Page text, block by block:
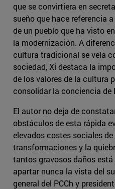
que se convirtiera en
sueño que hace referencia
de un pueblo que ha visto
la modernización. A
cultura tradicional se veía
sociedad, Xi destaca la
de los valores de la cultura
consolidar la conciencia de
El autor no deja de
obstáculos de esta rápida
elevados costes sociales
transformaciones y la
tantos gravosos daños
apartar nunca la vista del
general del PCCh y